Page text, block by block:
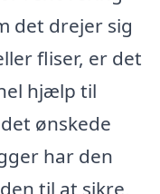
det drejer sig
fliser, er det
hjælp til
ønskede
har den
til at sikre,